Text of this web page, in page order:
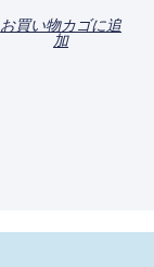
お買い物カゴに追
加